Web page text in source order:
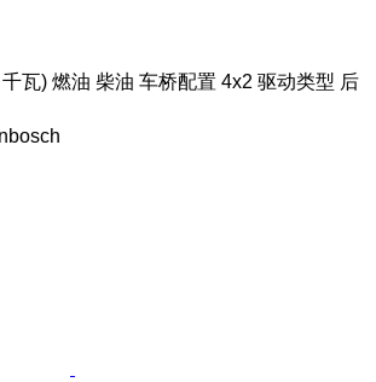
瓦) 燃油 柴油 车桥配置 4x2 驱动类型 后